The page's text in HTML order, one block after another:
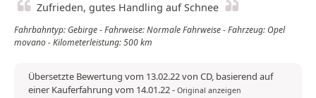
Zufrieden, gutes Handling auf Schnee
Fahrbahntyp: Gebirge - Fahrweise: Normale Fahrweise - Fahrzeug: Opel
movano - Kilometerleistung: 500 km
Übersetzte Bewertung vom 13.02.22 von CD, basierend auf
einer Kauferfahrung vom 14.01.22- Original anzeigen